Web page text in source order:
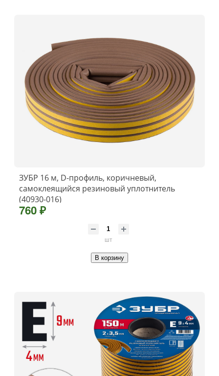
ЗУБР 16 м, D-профиль, коричневый,
самоклеящийся резиновый уплотнитель
(40930-016)
760 ₽
шт
В корзину